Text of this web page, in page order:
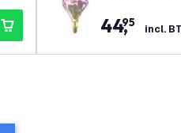
44,
95 incl.